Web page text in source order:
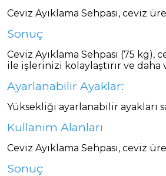
Ceviz Ayıklama Sehpası, ceviz
Sonuç
Ceviz Ayıklama Sehpası (75 kg),
ile işlerinizi kolaylaştırır ve
Ayarlanabilir Ayaklar:
Yüksekliği ayarlanabilir ayakları
Kullanım Alanları
Ceviz Ayıklama Sehpası, ceviz
Sonuç